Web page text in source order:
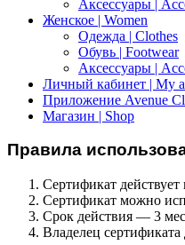
Аксессуары |
Женское | Women
Одежда | Clothes
Обувь | Footwear
Аксессуары |
Личный кабинет | My
Приложение Avenue
Магазин | Shop
Правила
Сертификат
Сертификат можно
Срок действия — 3
Владелец